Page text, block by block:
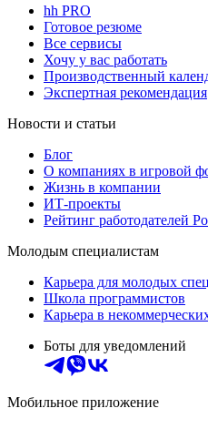
hh PRO
Готовое резюме
Все сервисы
Хочу у вас работать
Производственный
Экспертная рекомендация
Новости и статьи
Блог
О компаниях в игровой
Жизнь в компании
ИТ-проекты
Рейтинг работодателей
Молодым специалистам
Карьера для молодых
Школа программистов
Карьера в
Боты для уведомлений
Мобильное приложение